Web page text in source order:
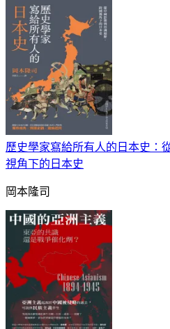
歷史學家寫給所有人的日本史：
視角下的日本史
岡本隆司